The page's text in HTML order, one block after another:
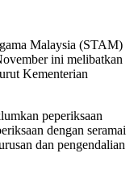
Malaysia (STAM)
ini melibatkan
Kementerian
peperiksaan
dengan seramai
dan pengendalian